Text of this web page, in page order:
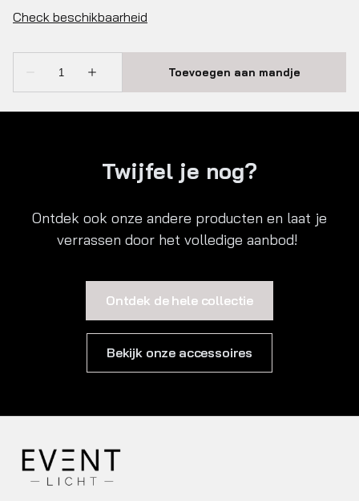
Twijfel je nog?
Ontdek ook onze andere producten en laat je
verrassen door het volledige aanbod!
Ontdek de hele collectie
Bekijk onze accessoires